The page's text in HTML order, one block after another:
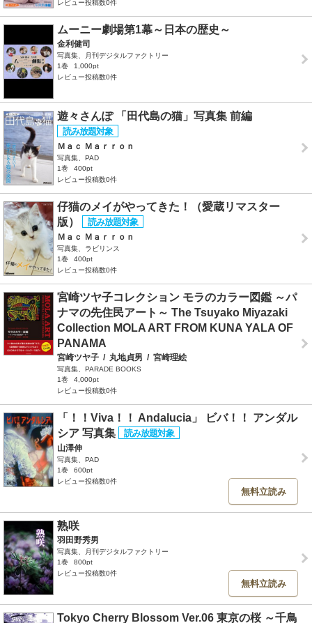
レビュー投稿数0件
ムーニー劇場第1幕～日本の歴史～
金利健司
写真集、月刊デジタルファクトリー
1巻
1,000pt
レビュー投稿数0件
遊々さんぽ 「田代島の猫」写真集 前編
Ｍａｃ Ｍａｒｒｏｎ
写真集、PAD
1巻
400pt
レビュー投稿数0件
仔猫のメイがやってきた！（愛蔵リマスター
版）
Ｍａｃ Ｍａｒｒｏｎ
写真集、ラビリンス
1巻
400pt
レビュー投稿数0件
宮崎ツヤ子コレクション モラのカラー図鑑 ～パ
ナマの先住民アート～ The Tsuyako Miyazaki
Collection MOLA ART FROM KUNA YALA OF
PANAMA
宮崎ツヤ子 / 丸地貞男 / 宮崎理絵
写真集、PARADE BOOKS
1巻
4,000pt
レビュー投稿数0件
「！！Viva！！ Andalucia」 ビバ！！ アンダル
シア 写真集
山澤伸
写真集、PAD
1巻
600pt
レビュー投稿数0件
無料立読み
熟咲
羽田野秀男
写真集、月刊デジタルファクトリー
1巻
800pt
レビュー投稿数0件
無料立読み
Tokyo Cherry Blossom Ver.06 東京の桜 ～千鳥